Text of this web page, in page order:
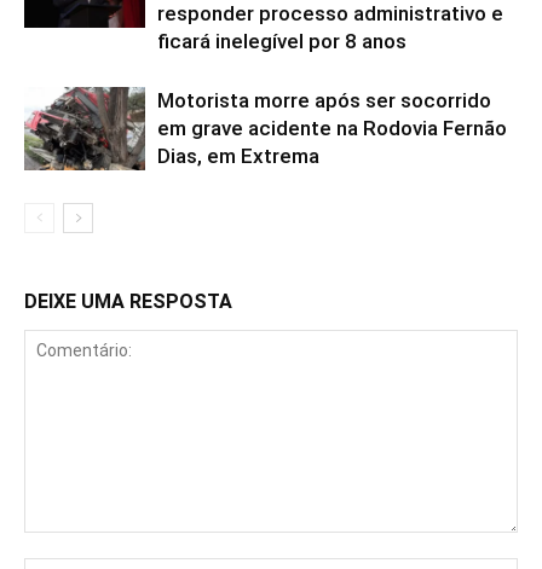
responder processo administrativo e
ficará inelegível por 8 anos
Motorista morre após ser socorrido
em grave acidente na Rodovia Fernão
Dias, em Extrema
DEIXE UMA RESPOSTA